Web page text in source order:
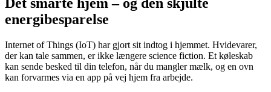
energibesparelse
Internet of Things (IoT) har gjort sit indtog i hjemmet. Hvidevarer,
der kan tale sammen, er ikke længere science fiction. Et køleskab
kan sende besked til din telefon, når du mangler mælk, og en ovn
kan forvarmes via en app på vej hjem fra arbejde.